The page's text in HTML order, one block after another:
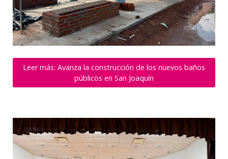
Leer más: Avanza la construcción de los nuevos baños
públicos en San Joaquín